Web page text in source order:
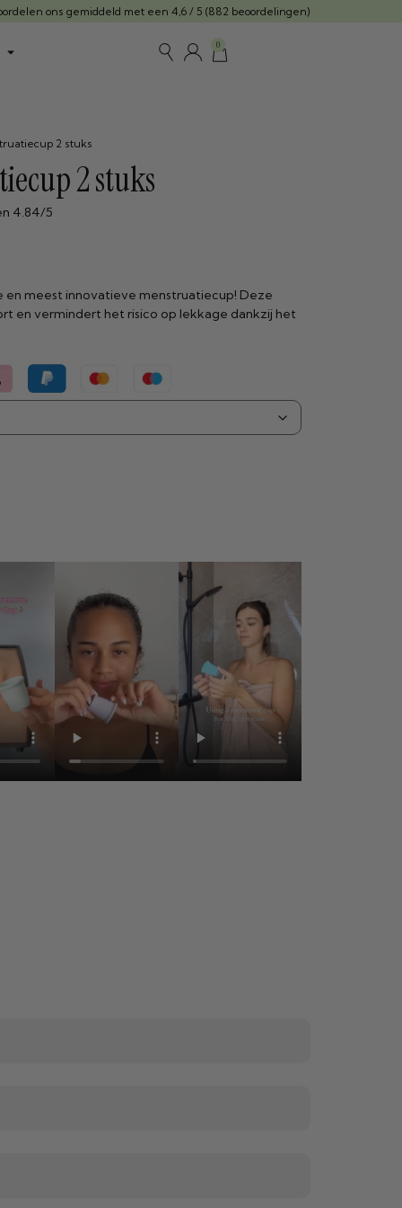
ons gemiddeld met een 4,6 / 5 (882 beoordelingen)
0
2 stuks
2 stuks
4.84/5
en meest innovatieve menstruatiecup! Deze
en vermindert het risico op lekkage dankzij het